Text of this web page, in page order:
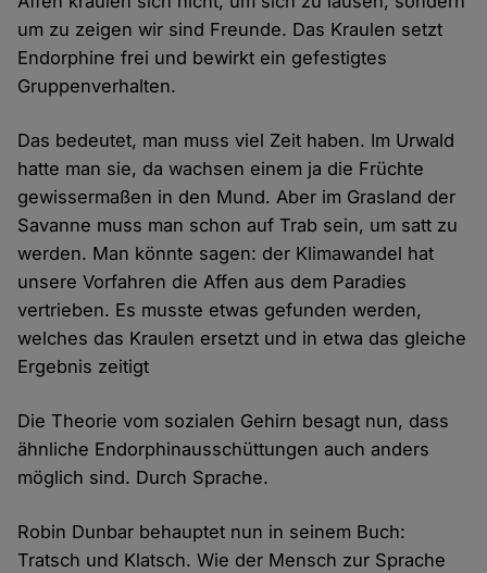
um zu zeigen wir sind Freunde. Das Kraulen setzt
Endorphine frei und bewirkt ein gefestigtes
Gruppenverhalten.
Das bedeutet, man muss viel Zeit haben. Im Urwald
hatte man sie, da wachsen einem ja die Früchte
gewissermaßen in den Mund. Aber im Grasland der
Savanne muss man schon auf Trab sein, um satt zu
werden. Man könnte sagen: der Klimawandel hat
unsere Vorfahren die Affen aus dem Paradies
vertrieben. Es musste etwas gefunden werden,
welches das Kraulen ersetzt und in etwa das gleiche
Ergebnis zeitigt
Die Theorie vom sozialen Gehirn besagt nun, dass
ähnliche Endorphinausschüttungen auch anders
möglich sind. Durch Sprache.
Robin Dunbar behauptet nun in seinem Buch:
Tratsch und Klatsch. Wie der Mensch zur Sprache